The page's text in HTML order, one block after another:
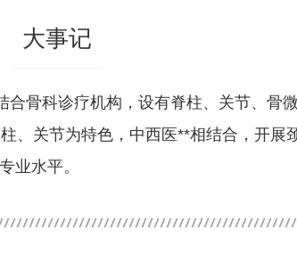
大事记
骨科诊疗机构，设有脊柱、关节、骨
、关节为特色，中西医**相结合，开展
业水平。